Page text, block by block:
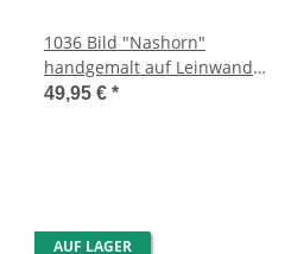
1036 Bild "Nashorn"
handgemalt auf Leinwand
100 x 74 cm aus Südafrika
49,95 € *
AUF LAGER